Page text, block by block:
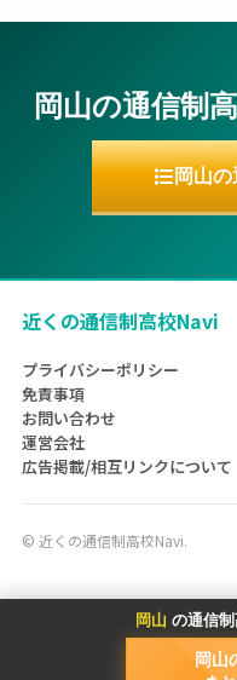
岡山の通信制
岡山
近くの通信制高校Navi
プライバシーポリシー
免責事項
お問い合わせ
運営会社
広告掲載/相互リンクについて
© 近くの通信制高校Navi.
岡山 の通信
岡山